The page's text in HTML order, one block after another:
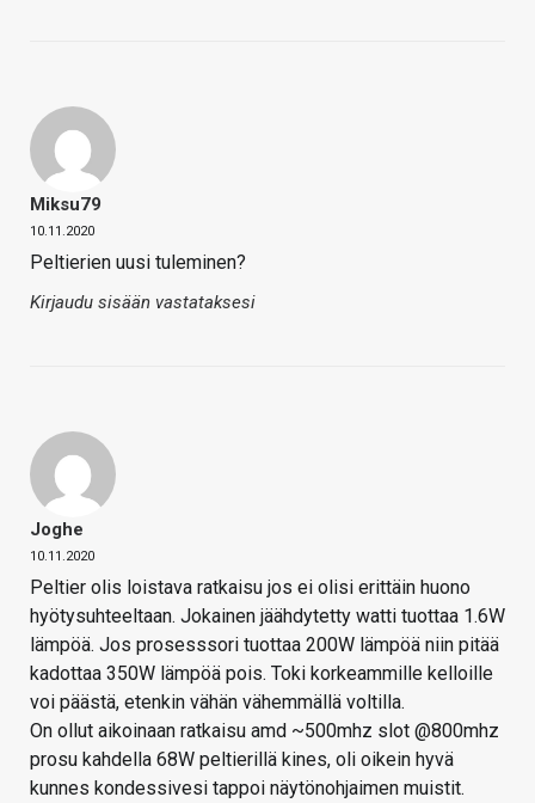
Miksu79
10.11.2020
Peltierien uusi tuleminen?
Kirjaudu sisään vastataksesi
Joghe
10.11.2020
Peltier olis loistava ratkaisu jos ei olisi erittäin huono
hyötysuhteeltaan. Jokainen jäähdytetty watti tuottaa 1.6W
lämpöä. Jos prosesssori tuottaa 200W lämpöä niin pitää
kadottaa 350W lämpöä pois. Toki korkeammille kelloille
voi päästä, etenkin vähän vähemmällä voltilla.
On ollut aikoinaan ratkaisu amd ~500mhz slot @800mhz
prosu kahdella 68W peltierillä kines, oli oikein hyvä
kunnes kondessivesi tappoi näytönohjaimen muistit.